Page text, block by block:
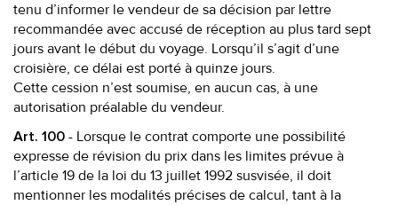
tenu d’informer le vendeur de sa décision par lettre
recommandée avec accusé de réception au plus tard sept
jours avant le début du voyage. Lorsqu’il s’agit d’une
croisière, ce délai est porté à quinze jours.
Cette cession n’est soumise, en aucun cas, à une
autorisation préalable du vendeur.
Art. 100 - Lorsque le contrat comporte une possibilité
expresse de révision du prix dans les limites prévue à
l’article 19 de la loi du 13 juillet 1992 susvisée, il doit
mentionner les modalités précises de calcul, tant à la